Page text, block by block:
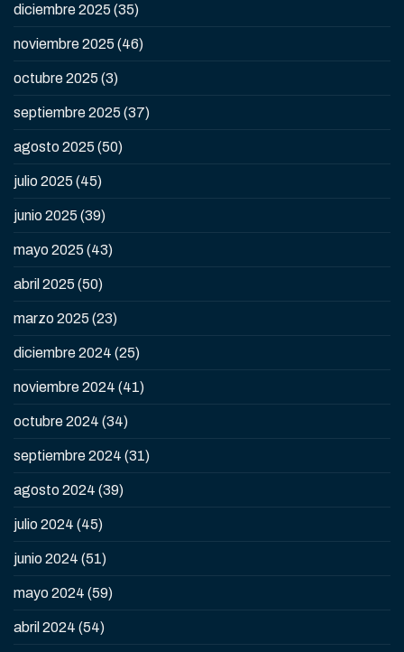
diciembre 2025 (35)
noviembre 2025 (46)
octubre 2025 (3)
septiembre 2025 (37)
agosto 2025 (50)
julio 2025 (45)
junio 2025 (39)
mayo 2025 (43)
abril 2025 (50)
marzo 2025 (23)
diciembre 2024 (25)
noviembre 2024 (41)
octubre 2024 (34)
septiembre 2024 (31)
agosto 2024 (39)
julio 2024 (45)
junio 2024 (51)
mayo 2024 (59)
abril 2024 (54)